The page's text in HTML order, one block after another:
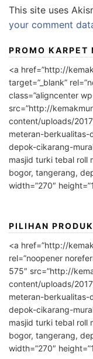
This site uses
your comment
PROMO KARPET
<a href=”http://
target=”_blank”
class=”aligncenter
src=”http://
content/uploads/
meteran-
depok-cikarang-
masjid turki tebal roll
bogor, tangerang,
width=”270″
PILIHAN
<a href=”http://
rel=”noopener
575″ src=”http://
content/uploads/
meteran-
depok-cikarang-
masjid turki tebal roll
bogor, tangerang,
width=”270″